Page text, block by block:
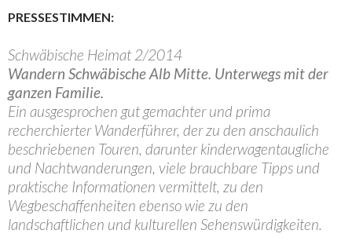
PRESSESTIMMEN:
Schwäbische Heimat 2/2014
Wandern Schwäbische Alb Mitte. Unterwegs mit der
ganzen Familie.
Ein ausgesprochen gut gemachter und prima
recherchierter Wanderführer, der zu den anschaulich
beschriebenen Touren, darunter kinderwagentaugliche
und Nachtwanderungen, viele brauchbare Tipps und
praktische Informationen vermittelt, zu den
Wegbeschaffenheiten ebenso wie zu den
landschaftlichen und kulturellen Sehenswürdigkeiten.